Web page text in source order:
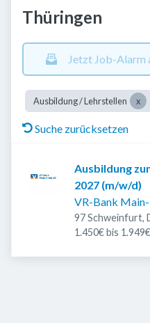
Thüringen
Jetzt Job-Alarm
Ausbildung / Lehrstellen
Suche zurücksetzen
Ausbildung
2027 (m/w/d)
VR-Bank Main-
97 Schweinfurt,
1.450€ bis 1.949€